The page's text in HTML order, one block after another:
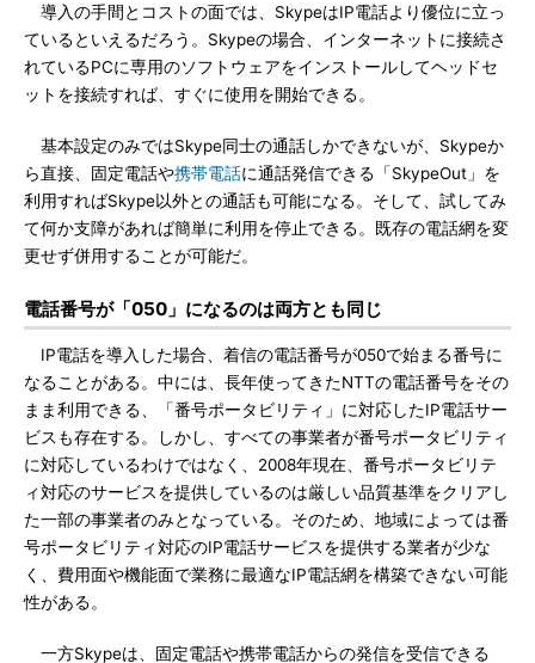
導入の手間とコストの面では、SkypeはIP電話より優位に立っ
ているといえるだろう。Skypeの場合、インターネットに接続さ
れているPCに専用のソフトウェアをインストールしてヘッドセ
ットを接続すれば、すぐに使用を開始できる。
基本設定のみではSkype同士の通話しかできないが、Skypeか
ら直接、固定電話や携帯電話に通話発信できる「SkypeOut」を
利用すればSkype以外との通話も可能になる。そして、試してみ
て何か支障があれば簡単に利用を停止できる。既存の電話網を変
更せず併用することが可能だ。
電話番号が「050」になるのは両方とも同じ
IP電話を導入した場合、着信の電話番号が050で始まる番号に
なることがある。中には、長年使ってきたNTTの電話番号をその
まま利用できる、「番号ポータビリティ」に対応したIP電話サー
ビスも存在する。しかし、すべての事業者が番号ポータビリティ
に対応しているわけではなく、2008年現在、番号ポータビリテ
ィ対応のサービスを提供しているのは厳しい品質基準をクリアし
た一部の事業者のみとなっている。そのため、地域によっては番
号ポータビリティ対応のIP電話サービスを提供する業者が少な
く、費用面や機能面で業務に最適なIP電話網を構築できない可能
性がある。
一方Skypeは、固定電話や携帯電話からの発信を受信できる